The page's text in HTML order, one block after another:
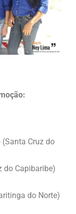
Cruz do
do Capibaribe)
do Norte)